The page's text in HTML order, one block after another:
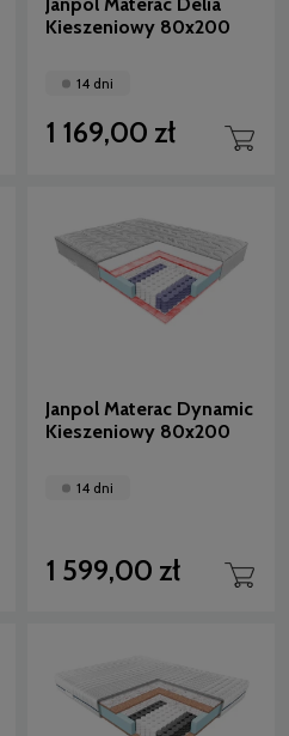
Kieszeniowy 80x200
14 dni
1 169,00 zł
Janpol Materac Dynamic
Kieszeniowy 80x200
14 dni
1 599,00 zł